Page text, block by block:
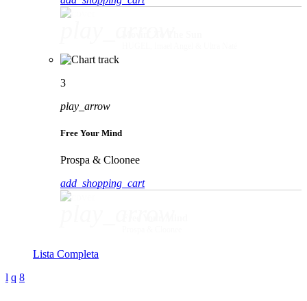
3
play_arrow
Free Your Mind
Prospa & Cloonee
add_shopping_cart
Lista Completa